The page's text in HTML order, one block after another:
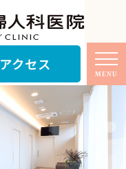
MENU
アクセス